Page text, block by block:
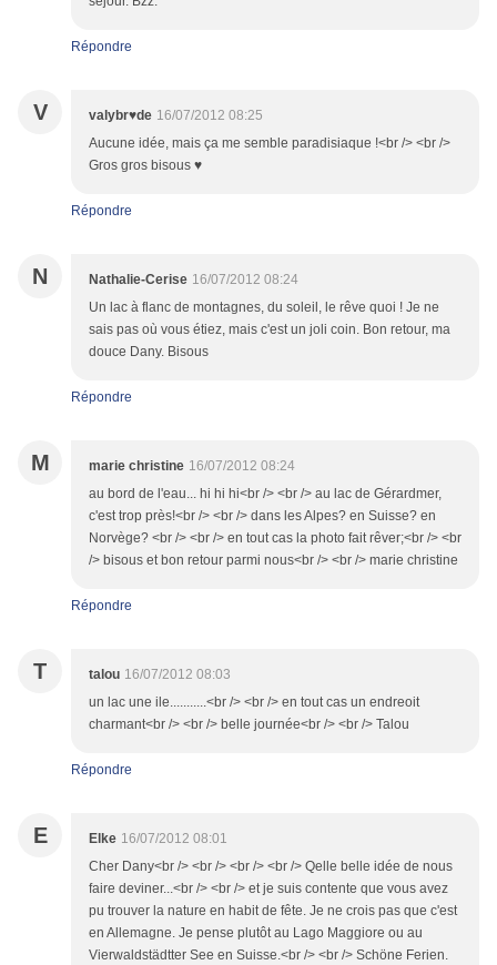
Répondre
V valybr♥de 16/07/2012 08:25
Aucune idée, mais ça me semble paradisiaque !<br /> <br />
Gros gros bisous ♥
Répondre
N Nathalie-Cerise 16/07/2012 08:24
Un lac à flanc de montagnes, du soleil, le rêve quoi ! Je ne
sais pas où vous étiez, mais c'est un joli coin. Bon retour, ma
douce Dany. Bisous
Répondre
M marie christine 16/07/2012 08:24
au bord de l'eau... hi hi hi<br /> <br /> au lac de Gérardmer,
c'est trop près!<br /> <br /> dans les Alpes? en Suisse? en
Norvège? <br /> <br /> en tout cas la photo fait rêver;<br /> <br
/> bisous et bon retour parmi nous<br /> <br /> marie christine
Répondre
T talou 16/07/2012 08:03
un lac une ile...........<br /> <br /> en tout cas un endreoit
charmant<br /> <br /> belle journée<br /> <br /> Talou
Répondre
E Elke 16/07/2012 08:01
Cher Dany<br /> <br /> <br /> <br /> Qelle belle idée de nous
faire deviner...<br /> <br /> et je suis contente que vous avez
pu trouver la nature en habit de fête. Je ne crois pas que c'est
en Allemagne. Je pense plutôt au Lago Maggiore ou au
Vierwaldstädtter See en Suisse.<br /> <br /> Schöne Ferien.